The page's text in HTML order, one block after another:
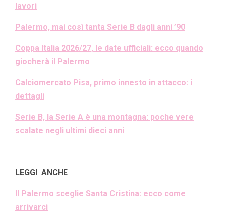
lavori
Palermo, mai così tanta Serie B dagli anni ’90
Coppa Italia 2026/27, le date ufficiali: ecco quando
giocherà il Palermo
Calciomercato Pisa, primo innesto in attacco: i
dettagli
Serie B, la Serie A è una montagna: poche vere
scalate negli ultimi dieci anni
LEGGI ANCHE
Il Palermo sceglie Santa Cristina: ecco come
arrivarci